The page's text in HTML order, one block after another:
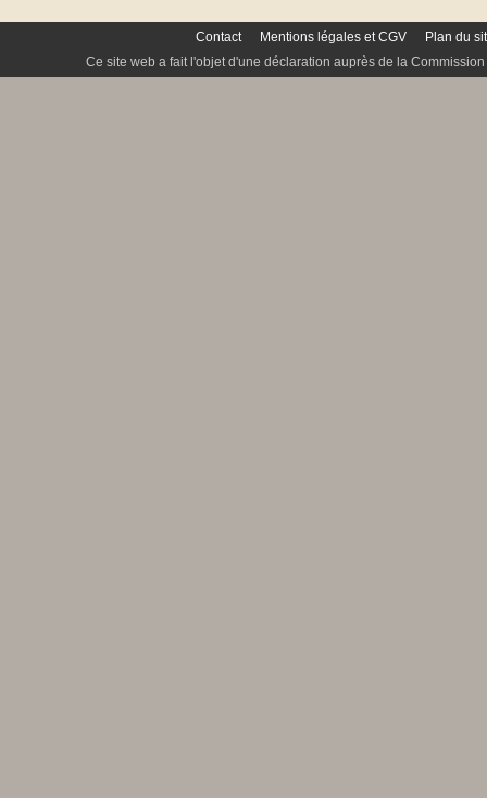
Contact Mentions légales et CGV
Plan du
Ce site web a fait l'objet d'une déclaration auprès de la